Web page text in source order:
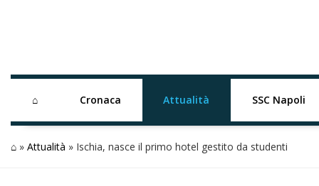
⌂ Cronaca Attualità SSC Napoli
⌂ » Attualità » Ischia, nasce il primo hotel gestito da studenti